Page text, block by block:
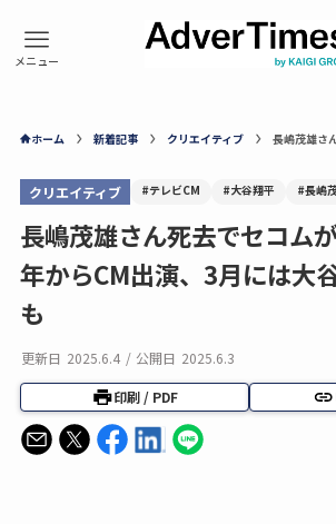
ホーム 新着記事 クリエイティブ 長嶋茂雄さ
クリエイティブ #テレビCM #大谷翔平 #長嶋
長嶋茂雄さん死去でセコ
年からCM出演、3月には大
も
更新日 2025.6.4 / 公開日 2025.6.3
印刷 / PDF